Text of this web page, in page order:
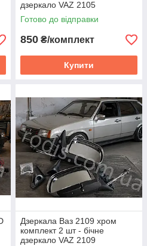
дзеркало VAZ 2105
Готово до відправки
850 ₴/комплект
Купити
Дзеркала Ваз 2109 хром
комплект 2 шт - бічне
дзеркало VAZ 2109